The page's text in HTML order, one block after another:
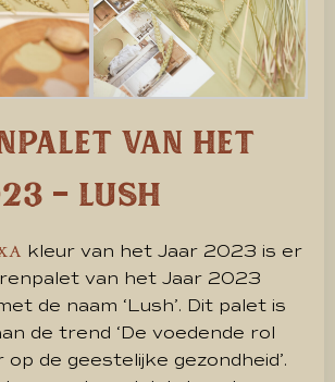
van het
– Lush
kleur van het Jaar 2023 is er
van het Jaar 2023
de naam ‘Lush’. Dit palet is
de trend ‘De voedende rol
de geestelijke gezondheid’.